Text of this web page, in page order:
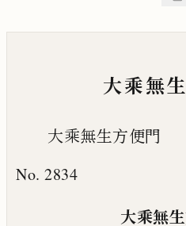
大乘無
大乘無生方便門
No. 2834
大乘無